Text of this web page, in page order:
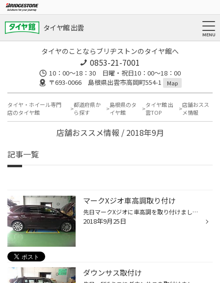
タイヤ館 出雲
タイヤのことならブリヂストンのタイヤ館へ
0853-21-7001
10：00～18：30 日曜・祝日10：00～18：00
〒693-0066 島根県出雲市高岡町554-1
Map
タイヤ・ホイール専門
店のタイヤ館
都道府県か
ら探す
島根県のタ
イヤ館
タイヤ館 出
雲TOP
店舗おスス
メ情報
店舗おススメ情報 / 2018年9月
記事一覧
マークXジオ車高調取り付け
先日マークXジオに車高調を取り付けました！ 純正の足回りから交換です。 フロントの外しと今回の車高調です。 大きさが全然違って、重さも軽いです( ﾟДﾟ) 今回はイデアルのトゥルーバをお選びいただきました♪ ピロアッパーマウントになっていてキャンバー調整も可能です！！ 取り付け後です。 程よ...
2018年9月25日
ダウンサス取付け